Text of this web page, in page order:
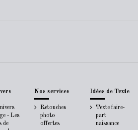
- Les
de
Nos services
Retouches
photo
offertes
Idées de Texte
Texte faire-
part
naissance